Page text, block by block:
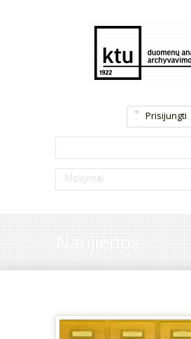
Prisijungti
Mokymai
Naujienos